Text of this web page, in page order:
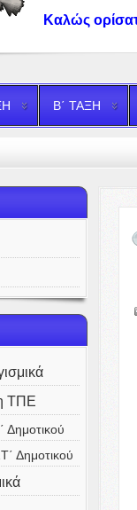
Καλώς ορίσατε
Β΄ ΤΑΞΗ
ΤΠΕ
Δημοτικού
Δημοτικού